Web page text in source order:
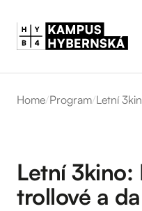
Home/Program/Letní
Letní 3kino:
trollové a